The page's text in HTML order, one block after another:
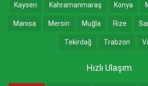
Kayseri Kahramanmaraş Konya
Manisa Mersin Muğla Rize
Tekirdağ Trabzon
Hızlı Ulaşım